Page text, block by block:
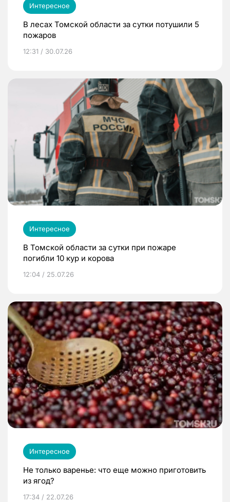
Интересное
В лесах Томской области за сутки потушили 5
пожаров
12:31 / 30.07.26
Интересное
В Томской области за сутки при пожаре
погибли 10 кур и корова
12:04 / 25.07.26
Интересное
Не только варенье: что еще можно приготовить
из ягод?
17:34 / 22.07.26